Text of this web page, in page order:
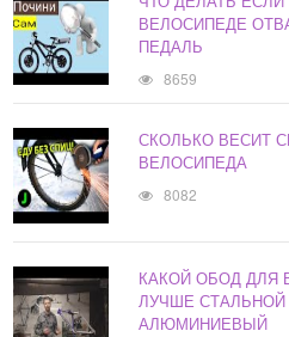
ВЕЛОСИПЕДЕ
ПЕДАЛЬ
8659
СКОЛЬКО ВЕСИТ
ВЕЛОСИПЕДА
8082
КАКОЙ ОБОД ДЛЯ
ЛУЧШЕ СТАЛЬНОЙ
АЛЮМИНИЕВЫЙ